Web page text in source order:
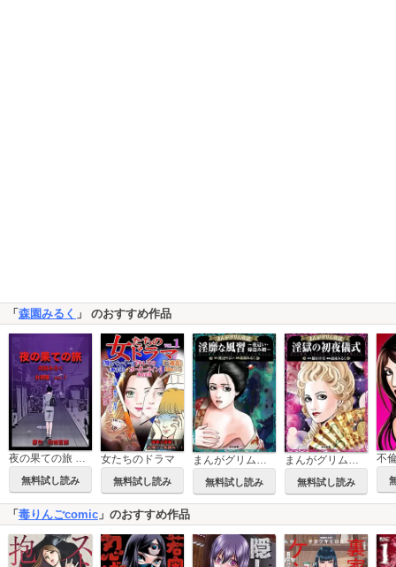
「森園みるく 」 のおすすめ作品
夜の果ての旅 分冊版
無料試し読み
女たちのドラマ
無料試し読み
まんがグリム童話 淫靡な風習～夜這い・嫁盗み婚～
無料試し読み
まんがグリム童話 淫獄の初夜儀式
無料試し読み
「 毒りんごcomic 」のおすすめ作品